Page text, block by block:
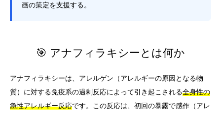
画の策定を支援する。
🎯 アナフィラキシーとは何か
アナフィラキシーは、アレルゲン（アレルギーの原因となる物
質）に対する免疫系の過剰反応によって引き起こされる全身性の
急性アレルギー反応です。この反応は、初回の暴露で感作（アレ